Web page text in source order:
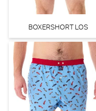
BOXERSHORT LOS